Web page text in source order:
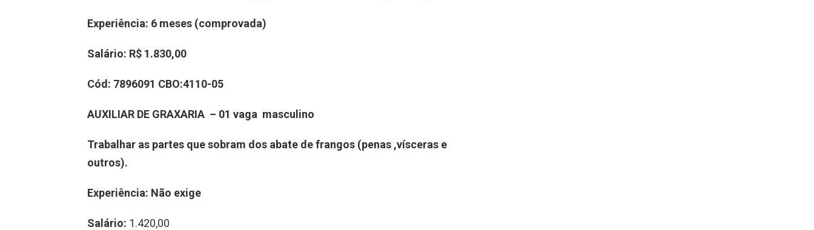
Experiência: 6 meses (comprovada)
Salário: R$ 1.830,00
Cód: 7896091 CBO:4110-05
AUXILIAR DE GRAXARIA – 01 vaga masculino
Trabalhar as partes que sobram dos abate de frangos (penas ,vísceras e
outros).
Experiência: Não exige
Salário: 1.420,00